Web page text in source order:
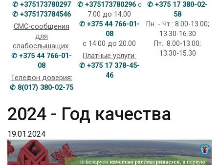
✆ +375173780297
✆ +375173784546
СМС-сообщения
для
слабослышащих:
✆ +375 44 766-01-
08
Телефон доверия:
✆ 8(017) 380-02-75
✆ +375173780296с
7.00 до 14.00
✆ +375 44 766-01-
08
с 14.00 до 20.00
Платные услуги:
✆ +375 17 378-45-
46
✆ +375 17 380-02-
58
Пн. - Чт.: 8.00-13.00;
13.30-16.30
Пт.: 8.00-13.00;
13.30-15.30
2024 - Год качества
19.01.2024